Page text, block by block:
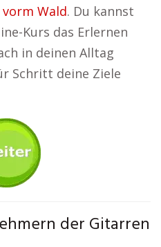
Wald. Du kannst
Kurs das Erlernen
in deinen Alltag
Schritt deine Ziele
der Gitarren